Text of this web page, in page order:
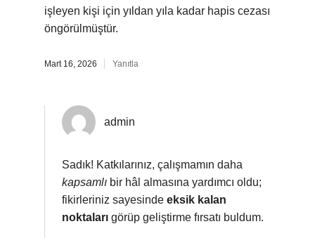
işleyen kişi için yıldan yıla kadar hapis cezası
öngörülmüştür.
Mart 16, 2026 Yanıtla
admin
Sadık! Katkılarınız, çalışmamın daha
kapsamlı bir hâl almasına yardımcı oldu;
fikirleriniz sayesinde eksik kalan
noktaları görüp geliştirme fırsatı buldum.